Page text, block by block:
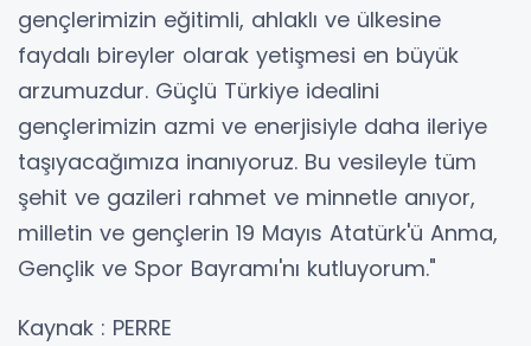
gençlerimizin eğitimli, ahlaklı ve ülkesine
faydalı bireyler olarak yetişmesi en büyük
arzumuzdur. Güçlü Türkiye idealini
gençlerimizin azmi ve enerjisiyle daha ileriye
taşıyacağımıza inanıyoruz. Bu vesileyle tüm
şehit ve gazileri rahmet ve minnetle anıyor,
milletin ve gençlerin 19 Mayıs Atatürk'ü Anma,
Gençlik ve Spor Bayramı'nı kutluyorum."
Kaynak : PERRE